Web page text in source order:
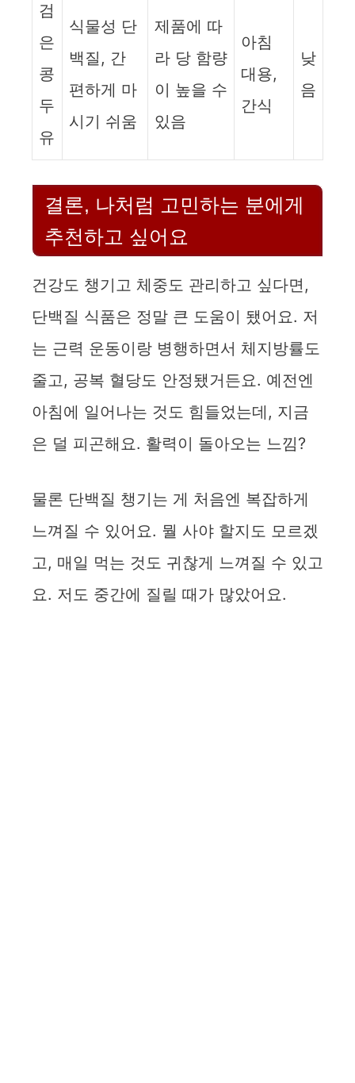
검
은
콩
두
유
식물성 단
백질, 간
편하게 마
시기 쉬움
제품에 따
라 당 함량
이 높을 수
있음
아침
대용,
간식
낮
음
결론, 나처럼 고민하는 분에게
추천하고 싶어요
건강도 챙기고 체중도 관리하고 싶다면,
단백질 식품은 정말 큰 도움이 됐어요. 저
는 근력 운동이랑 병행하면서 체지방률도
줄고, 공복 혈당도 안정됐거든요. 예전엔
아침에 일어나는 것도 힘들었는데, 지금
은 덜 피곤해요. 활력이 돌아오는 느낌?
물론 단백질 챙기는 게 처음엔 복잡하게
느껴질 수 있어요. 뭘 사야 할지도 모르겠
고, 매일 먹는 것도 귀찮게 느껴질 수 있고
요. 저도 중간에 질릴 때가 많았어요.